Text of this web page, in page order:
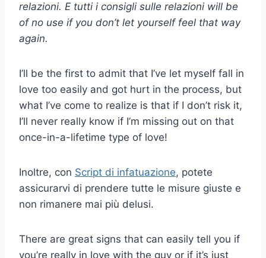
relazioni. E tutti i consigli sulle relazioni will be
of no use if you don’t let yourself feel that way
again.
I’ll be the first to admit that I’ve let myself fall in
love too easily and got hurt in the process, but
what I’ve come to realize is that if I don’t risk it,
I’ll never really know if I’m missing out on that
once-in-a-lifetime type of love!
Inoltre, con Script di infatuazione, potete
assicurarvi di prendere tutte le misure giuste e
non rimanere mai più delusi.
There are great signs that can easily tell you if
you’re really in love with the guy or if it’s just